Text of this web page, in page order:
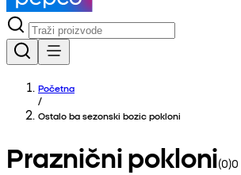
Početna
/
Ostalo ba sezonski bozic pokloni
Praznični pokloni(0)0